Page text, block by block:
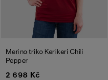
Merino triko Kerikeri Chili
Pepper
2 698 Kč